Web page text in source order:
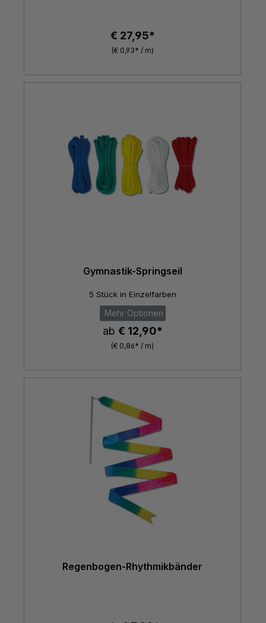
€ 27,95*
(€ 0,93* / m)
Gymnastik-Springseil
5 Stück in Einzelfarben
Mehr Optionen
ab € 12,90*
(€ 0,86* / m)
Regenbogen-Rhythmikbänder